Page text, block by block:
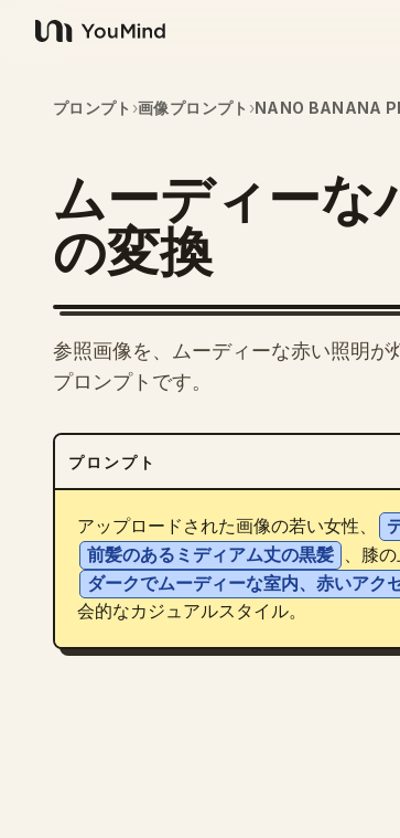
YouMind
プロンプト ›画像プロンプト ›NANO BANANA
ムーディーな
の変換
参照画像を、ムーディーな赤い照明
プロンプトです。
プロンプト
アップロードされた画像の若い女性、
前髪のあるミディアム丈の黒髪 、膝
ダークでムーディーな室内、赤いアク
会的なカジュアルスタイル。